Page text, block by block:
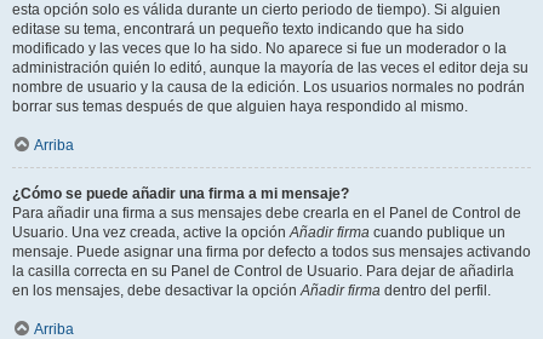
esta opción solo es válida durante un cierto periodo de tiempo). Si alguien
editase su tema, encontrará un pequeño texto indicando que ha sido
modificado y las veces que lo ha sido. No aparece si fue un moderador o la
administración quién lo editó, aunque la mayoría de las veces el editor deja su
nombre de usuario y la causa de la edición. Los usuarios normales no podrán
borrar sus temas después de que alguien haya respondido al mismo.
Arriba
¿Cómo se puede añadir una firma a mi mensaje?
Para añadir una firma a sus mensajes debe crearla en el Panel de Control de
Usuario. Una vez creada, active la opciónAñadir firma cuando publique un
mensaje. Puede asignar una firma por defecto a todos sus mensajes activando
la casilla correcta en su Panel de Control de Usuario. Para dejar de añadirla
en los mensajes, debe desactivar la opciónAñadir firma dentro del perfil.
Arriba